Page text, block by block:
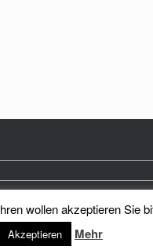
e.V. Theme bySiteOrigin
wollen akzeptieren Sie
Akzeptieren Mehr